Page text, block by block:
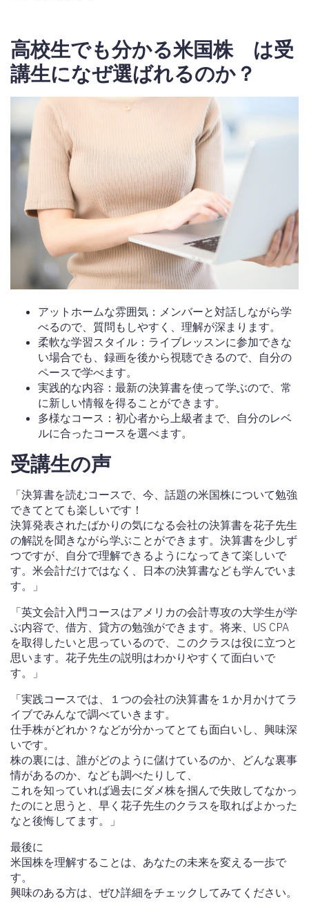
高校生でも分かる米国株 は受
講生になぜ選ばれるのか？
アットホームな雰囲気：メンバーと対話しながら学
べるので、質問もしやすく、理解が深まります。
柔軟な学習スタイル：ライブレッスンに参加できな
い場合でも、録画を後から視聴できるので、自分の
ペースで学べます。
実践的な内容：最新の決算書を使って学ぶので、常
に新しい情報を得ることができます。
多様なコース：初心者から上級者まで、自分のレベ
ルに合ったコースを選べます。
受講生の声
「決算書を読むコースで、今、話題の米国株について勉強
できてとても楽しいです！
決算発表されたばかりの気になる会社の決算書を花子先生
の解説を聞きながら学ぶことができます。決算書を少しず
つですが、自分で理解できるようになってきて楽しいで
す。米会計だけではなく、日本の決算書なども学んでいま
す。」
「英文会計入門コースはアメリカの会計専攻の大学生が学
ぶ内容で、借方、貸方の勉強ができます。将来、US CPA
を取得したいと思っているので、このクラスは役に立つと
思います。花子先生の説明はわかりやすくて面白いで
す。」
「実践コースでは、１つの会社の決算書を１か月かけてラ
イブでみんなで調べていきます。
仕手株がどれか？などが分かってとても面白いし、興味深
いです。
株の裏には、誰がどのように儲けているのか、どんな裏事
情があるのか、なども調べたりして、
これを知っていれば過去にダメ株を掴んで失敗してなかっ
たのにと思うと、早く花子先生のクラスを取ればよかった
なと後悔してます。」
最後に
米国株を理解することは、あなたの未来を変える一歩で
す。
興味のある方は、ぜひ詳細をチェックしてみてください。